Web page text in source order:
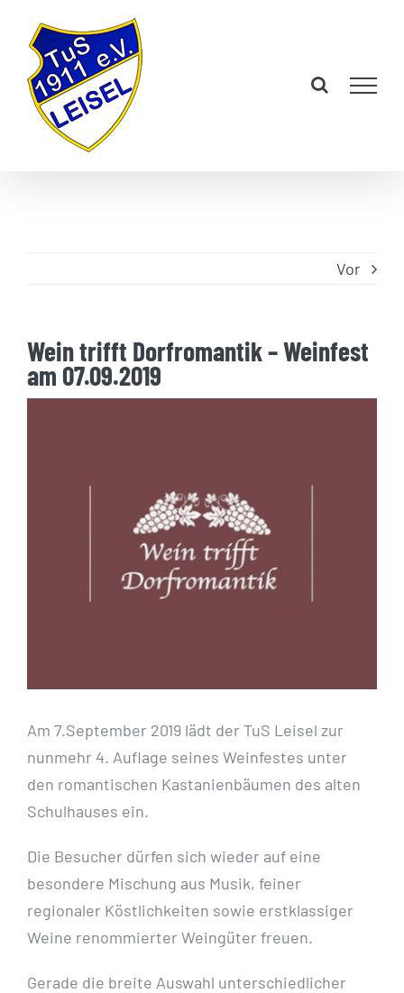
Inhalt
springen
Vor
Wein trifft Dorfromantik – Weinfest
am 07.09.2019
Am 7.September 2019 lädt der TuS Leisel zur
nunmehr 4. Auflage seines Weinfestes unter
den romantischen Kastanienbäumen des alten
Schulhauses ein.
Die Besucher dürfen sich wieder auf eine
besondere Mischung aus Musik, feiner
regionaler Köstlichkeiten sowie erstklassiger
Weine renommierter Weingüter freuen.
Gerade die breite Auswahl unterschiedlicher